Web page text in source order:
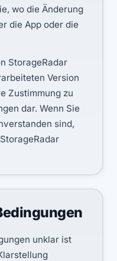
wo die Änderung
die App oder die
StorageRadar
Version
Zustimmung zu
dar. Wenn Sie
sind,
unklar ist